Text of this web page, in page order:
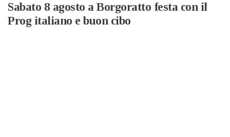
Sabato 8 agosto a Borgoratto festa con il
Prog italiano e buon cibo